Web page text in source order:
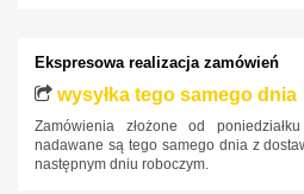
Skoda
SsangYong
Ekspresowa realizacja zamówień
wysyłka tego samego dnia
Zamówienia złożone od
nadawane są tego samego dnia z
następnym dniu roboczym.